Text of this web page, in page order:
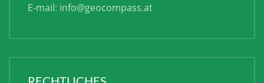
E-mail: info@geocompass.at